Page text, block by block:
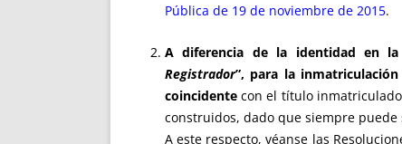
Pública de 19 de noviembre de 2015.
A diferencia de la identidad en
Registrador”, para la
coincidente con el título
construidos, dado que siempre
A este respecto, véanse las